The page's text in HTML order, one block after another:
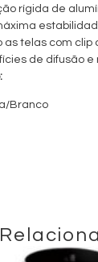
rígida de
as telas com
de difusão e
Branco
Stops